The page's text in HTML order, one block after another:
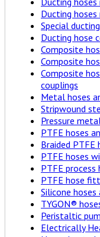
Ducting
Special
Ducting hose
Composite
Composite
Composite
couplings
Metal hoses
Stripwound
Pressure
PTFE hoses
Braided PTFE
PTFE hoses
PTFE process
PTFE hose
Silicone
TYGON®
Peristaltic
Electrically